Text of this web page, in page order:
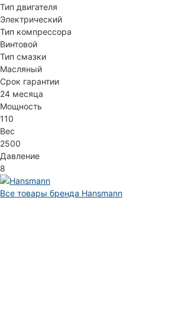
Тип двигателя
Электрический
Тип компрессора
Винтовой
Тип смазки
Масляный
Срок гарантии
24 месяца
Мощность
110
Вес
2500
Давление
8
Все товары бренда Hansmann